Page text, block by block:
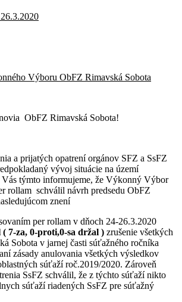
Výboru ObFZ Rimavská Sobota
ObFZ Rimavská Sobota!
a prijatých opatrení orgánov SFZ a SsFZ
vývoj situácie na území
týmto informujeme, že Výkonný Výbor
rollam schválil návrh predsedu ObFZ
znení
per rollam v dňoch 24-26.3.2020
7-za, 0-proti,0-sa držal ) zrušenie všetkých
Sobota v jarnej časti súťažného ročníka
zásady anulovania všetkých výsledkov
súťaží roč.2019/2020. Zároveň
SsFZ schválil, že z týchto súťaží nikto
súťaží riadených SsFZ pre súťažný